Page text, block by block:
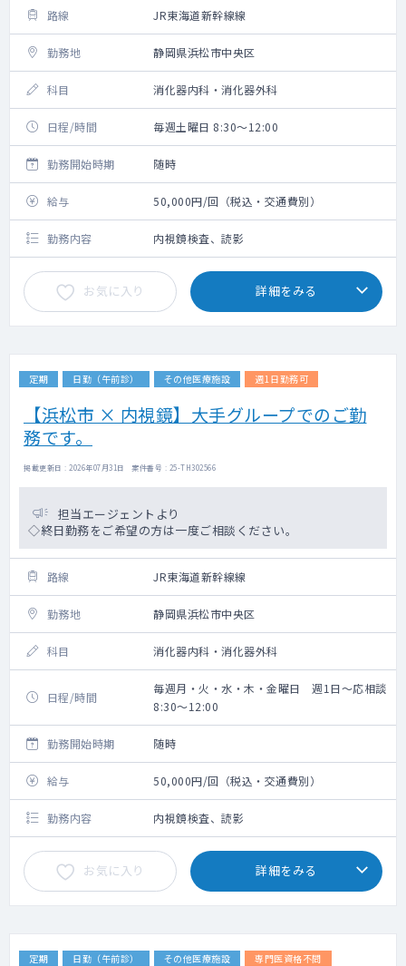
路線 JR東海道新幹線線
勤務地 静岡県浜松市中央区
科目 消化器内科・消化器外科
日程/時間 毎週土曜日 8:30～12:00
勤務開始時期 随時
給与 50,000円/回（税込・交通費別）
勤務内容 内視鏡検査、読影
お気に入り 詳細をみる
定期 日勤（午前診） その他医療施設 週1日勤務可
【浜松市 × 内視鏡】大手グループでのご勤
務です。
掲載更新日 : 2026年07月31日 案件番号 : 25-TH302566
担当エージェントより
◇終日勤務をご希望の方は一度ご相談ください。
路線 JR東海道新幹線線
勤務地 静岡県浜松市中央区
科目 消化器内科・消化器外科
日程/時間
毎週月・火・水・木・金曜日 週1日～応相談
8:30～12:00
勤務開始時期 随時
給与 50,000円/回（税込・交通費別）
勤務内容 内視鏡検査、読影
お気に入り 詳細をみる
定期 日勤（午前診） その他医療施設
専門医資格不問